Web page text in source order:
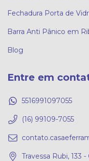
Fechadura Porta de
Barra Anti Pânico em
Blog
Entre em
5516991097055
(16) 99109-7055
Travessa Rubi, 133